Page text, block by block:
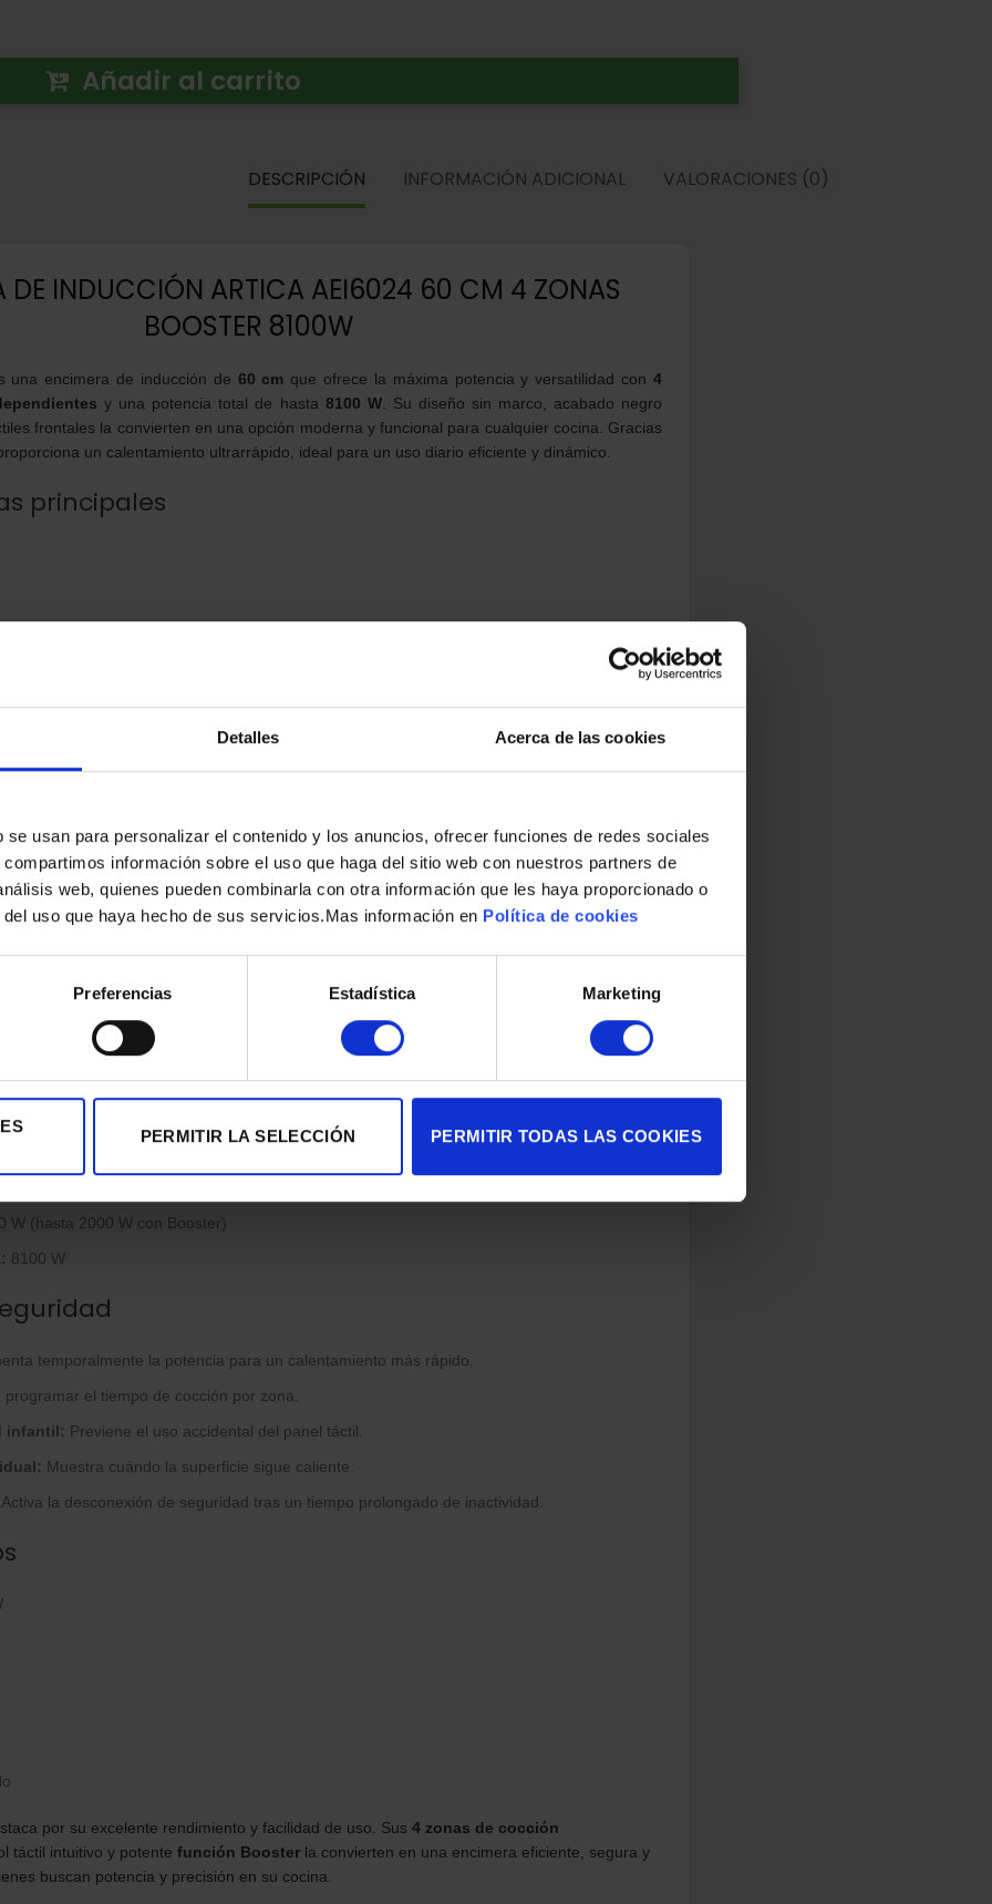
Detalles Acerca de las cookies
usan para personalizar el contenido y los anuncios, ofrecer funciones de redes sociales
información sobre el uso que haga del sitio web con nuestros partners de
web, quienes pueden combinarla con otra información que les haya proporcionado o
uso que haya hecho de sus servicios.Mas información en Política de cookies
Preferencias Estadística Marketing
PERMITIR LA SELECCIÓN PERMITIR TODAS LAS COOKIES
Añadir al carrito
DESCRIPCIÓN INFORMACIÓN ADICIONAL VALORACIONES (0)
DE INDUCCIÓN ARTICA AEI6024 60 CM 4 ZONAS
BOOSTER 8100W
una encimera de inducción de 60 cm que ofrece la máxima potencia y versatilidad con4
y una potencia total de hasta 8100 W. Su diseño sin marco, acabado negro
frontales la convierten en una opción moderna y funcional para cualquier cocina. Gracias
proporciona un calentamiento ultrarrápido, ideal para un uso diario eficiente y dinámico.
principales
sin marco
panel frontal
Sí
4 zonas de inducción
(hasta 1500 W con Booster)
(hasta 2600 W con Booster)
W (hasta 2000 W con Booster)
8100 W
temporalmente la potencia para un calentamiento más rápido.
programar el tiempo de cocción por zona.
infantil: Previene el uso accidental del panel táctil.
Muestra cuándo la superficie sigue caliente.
Activa la desconexión de seguridad tras un tiempo prolongado de inactividad.
por su excelente rendimiento y facilidad de uso. Sus 4 zonas de cocción
táctil intuitivo y potente función Booster la convierten en una encimera eficiente, segura y
buscan potencia y precisión en su cocina.